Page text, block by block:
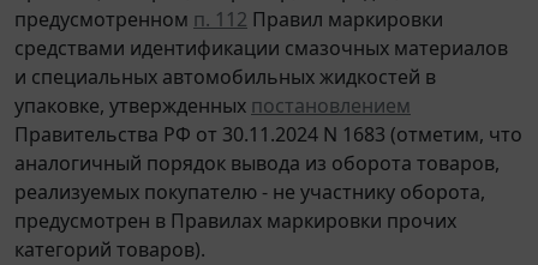
предусмотренном п. 112 Правил маркировки
средствами идентификации смазочных материалов
и специальных автомобильных жидкостей в
упаковке, утвержденных постановлением
Правительства РФ от 30.11.2024 N 1683 (отметим, что
аналогичный порядок вывода из оборота товаров,
реализуемых покупателю - не участнику оборота,
предусмотрен в Правилах маркировки прочих
категорий товаров).